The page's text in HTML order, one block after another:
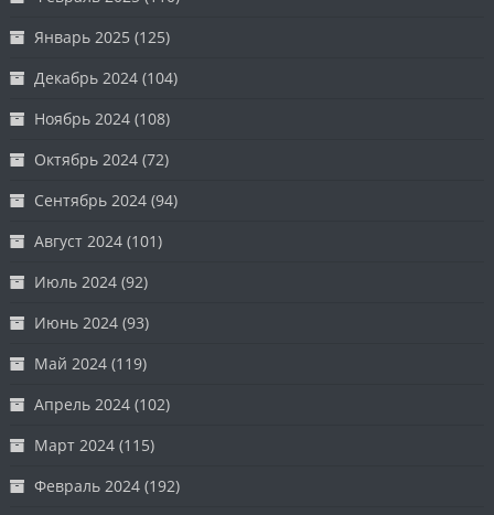
Январь 2025 (125)
Декабрь 2024 (104)
Ноябрь 2024 (108)
Октябрь 2024 (72)
Сентябрь 2024 (94)
Август 2024 (101)
Июль 2024 (92)
Июнь 2024 (93)
Май 2024 (119)
Апрель 2024 (102)
Март 2024 (115)
Февраль 2024 (192)